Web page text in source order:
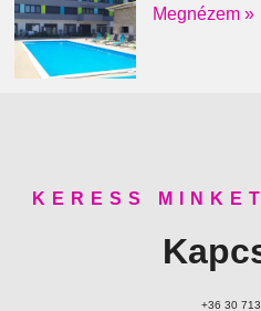
Megnézem »
KERESS
+36 30